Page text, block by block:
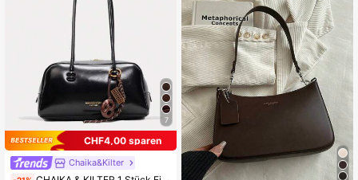
7
CHF4,00 sparen
Chaika&Kilter